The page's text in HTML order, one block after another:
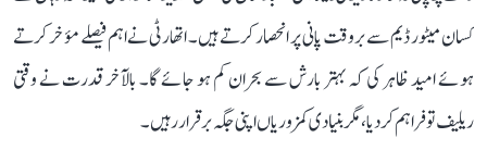
کسان میٹور ڈیم سے بروقت پانی پر انحصار کرتے ہیں۔ اتھارٹی نے اہم فیصلے مؤخر کرتے
ہوئے امید ظاہر کی کہ بہتر بارش سے بحران کم ہو جائے گا۔ بالآخر قدرت نے وقتی
ریلیف تو فراہم کر دیا، مگر بنیادی کمزوریاں اپنی جگہ برقرار رہیں۔